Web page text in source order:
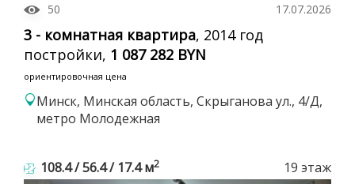
50 17.07.2026
3 - комнатная квартира, 2014 год
постройки, 1 087 282 BYN
ориентировочная цена
Минск, Минская область, Скрыганова ул., 4/Д,
метро Молодежная
108.4 / 56.4 / 17.4 м2
19 этаж